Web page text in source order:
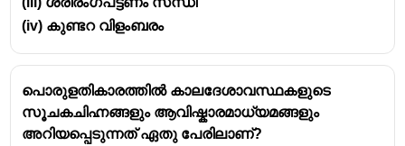
(iv) കുണ്ടറ വിളംബരം
പൊരുളതികാരത്തിൽ കാലദേശാവസ്ഥകളുടെ
സൂചകചിഹ്നങ്ങളും ആവിഷ്കാരമാധ്യമങ്ങളും
അറിയപ്പെടുന്നത് ഏതു പേരിലാണ്?